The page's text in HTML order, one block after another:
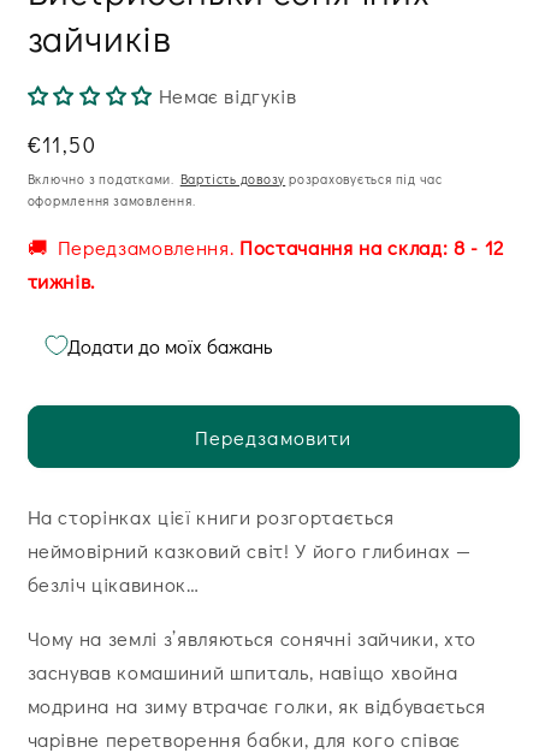
зайчиків
Немає відгуків
Звична
ціна
€11,50
Включно з податками. Вартість довозу розраховується під час
оформлення замовлення.
🚚 Передзамовлення. Постачання на склад: 8 - 12
тижнів.
Додати до моїх бажань
Передзамовити
На сторінках цієї книги розгортається
неймовірний казковий світ! У його глибинах —
безліч цікавинок…
Чому на землі з’являються сонячні зайчики, хто
заснував комашиний шпиталь, навіщо хвойна
модрина на зиму втрачає голки, як відбувається
чарівне перетворення бабки, для кого співає